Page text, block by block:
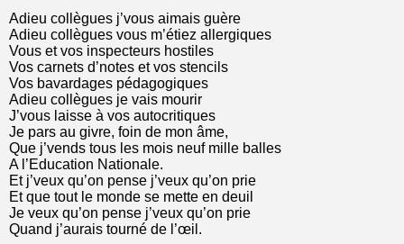
Adieu collègues j’vous aimais guère
Adieu collègues vous m’étiez allergiques
Vous et vos inspecteurs hostiles
Vos carnets d’notes et vos stencils
Vos bavardages pédagogiques
Adieu collègues je vais mourir
J’vous laisse à vos autocritiques
Je pars au givre, foin de mon âme,
Que j’vends tous les mois neuf mille balles
A l’Education Nationale.
Et j’veux qu’on pense j’veux qu’on prie
Et que tout le monde se mette en deuil
Je veux qu’on pense j’veux qu’on prie
Quand j’aurais tourné de l’œil.